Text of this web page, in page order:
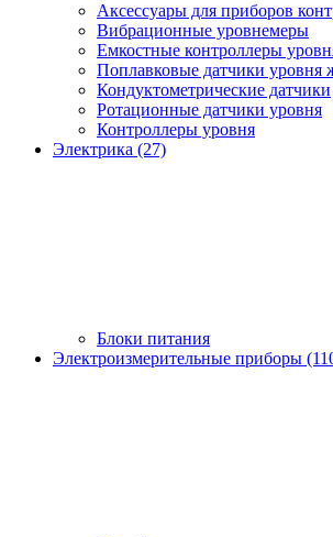
Аксессуары для приборов
Вибрационные уровнемеры
Емкостные контроллеры
Поплавковые датчики уровня
Кондуктометрические датчики
Ротационные датчики уровня
Контроллеры уровня
Электрика (27)
Блоки питания
Электроизмерительные приборы